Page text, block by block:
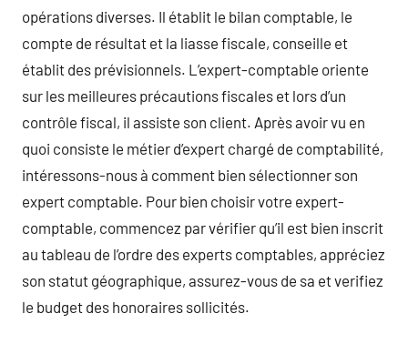
opérations diverses. Il établit le bilan comptable, le
compte de résultat et la liasse fiscale, conseille et
établit des prévisionnels. L’expert-comptable oriente
sur les meilleures précautions fiscales et lors d’un
contrôle fiscal, il assiste son client. Après avoir vu en
quoi consiste le métier d’expert chargé de comptabilité,
intéressons-nous à comment bien sélectionner son
expert comptable. Pour bien choisir votre expert-
comptable, commencez par vérifier qu’il est bien inscrit
au tableau de l’ordre des experts comptables, appréciez
son statut géographique, assurez-vous de sa et verifiez
le budget des honoraires sollicités.